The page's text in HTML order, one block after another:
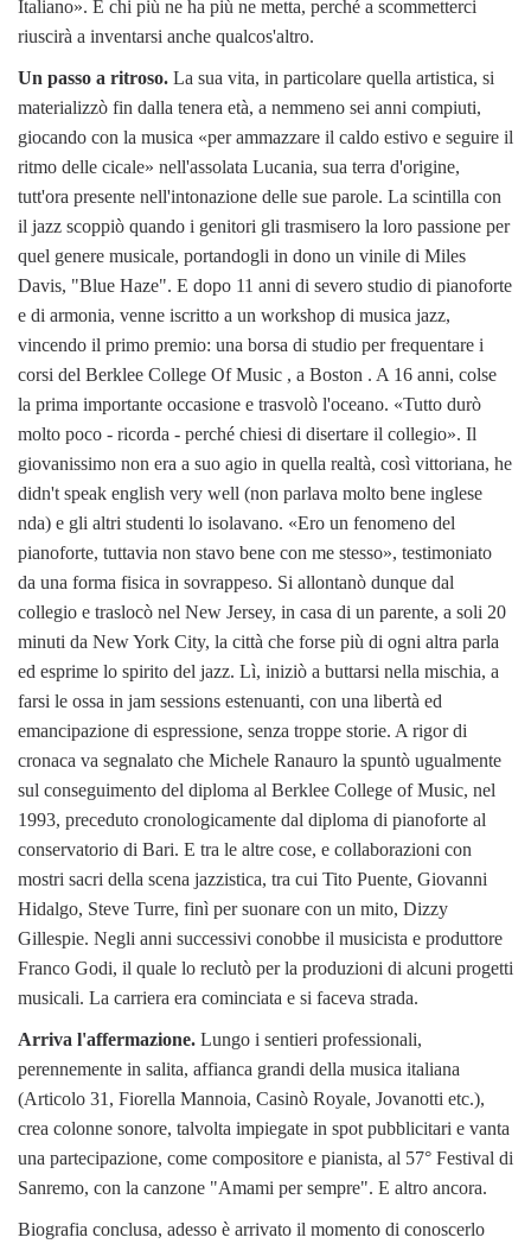
Italiano». E chi più ne ha più ne metta, perché a scommetterci
riuscirà a inventarsi anche qualcos'altro.
Un passo a ritroso. La sua vita, in particolare quella artistica, si
materializzò fin dalla tenera età, a nemmeno sei anni compiuti,
giocando con la musica «per ammazzare il caldo estivo e seguire il
ritmo delle cicale» nell'assolata Lucania, sua terra d'origine,
tutt'ora presente nell'intonazione delle sue parole. La scintilla con
il jazz scoppiò quando i genitori gli trasmisero la loro passione per
quel genere musicale, portandogli in dono un vinile di Miles
Davis, "Blue Haze". E dopo 11 anni di severo studio di pianoforte
e di armonia, venne iscritto a un workshop di musica jazz,
vincendo il primo premio: una borsa di studio per frequentare i
corsi del Berklee College Of Music , a Boston . A 16 anni, colse
la prima importante occasione e trasvolò l'oceano. «Tutto durò
molto poco - ricorda - perché chiesi di disertare il collegio». Il
giovanissimo non era a suo agio in quella realtà, così vittoriana, he
didn't speak english very well (non parlava molto bene inglese
nda) e gli altri studenti lo isolavano. «Ero un fenomeno del
pianoforte, tuttavia non stavo bene con me stesso», testimoniato
da una forma fisica in sovrappeso. Si allontanò dunque dal
collegio e traslocò nel New Jersey, in casa di un parente, a soli 20
minuti da New York City, la città che forse più di ogni altra parla
ed esprime lo spirito del jazz. Lì, iniziò a buttarsi nella mischia, a
farsi le ossa in jam sessions estenuanti, con una libertà ed
emancipazione di espressione, senza troppe storie. A rigor di
cronaca va segnalato che Michele Ranauro la spuntò ugualmente
sul conseguimento del diploma al Berklee College of Music, nel
1993, preceduto cronologicamente dal diploma di pianoforte al
conservatorio di Bari. E tra le altre cose, e collaborazioni con
mostri sacri della scena jazzistica, tra cui Tito Puente, Giovanni
Hidalgo, Steve Turre, finì per suonare con un mito, Dizzy
Gillespie. Negli anni successivi conobbe il musicista e produttore
Franco Godi, il quale lo reclutò per la produzioni di alcuni progetti
musicali. La carriera era cominciata e si faceva strada.
Arriva l'affermazione. Lungo i sentieri professionali,
perennemente in salita, affianca grandi della musica italiana
(Articolo 31, Fiorella Mannoia, Casinò Royale, Jovanotti etc.),
crea colonne sonore, talvolta impiegate in spot pubblicitari e vanta
una partecipazione, come compositore e pianista, al 57° Festival di
Sanremo, con la canzone "Amami per sempre". E altro ancora.
Biografia conclusa, adesso è arrivato il momento di conoscerlo